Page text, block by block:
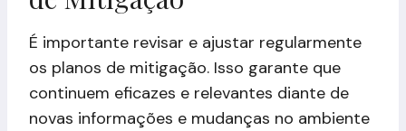
É importante revisar e ajustar regularmente
os planos de mitigação. Isso garante que
continuem eficazes e relevantes diante de
novas informações e mudanças no ambiente